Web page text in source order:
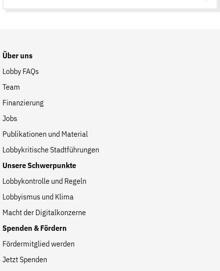
Über uns
Lobby FAQs
Team
Finanzierung
Jobs
Publikationen und Material
Lobbykritische Stadtführungen
Unsere Schwerpunkte
Lobbykontrolle und Regeln
Lobbyismus und Klima
Macht der Digitalkonzerne
Spenden & Fördern
Fördermitglied werden
Jetzt Spenden